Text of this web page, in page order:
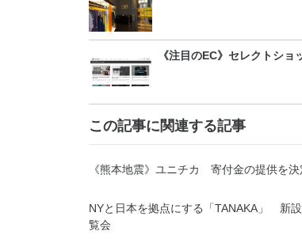
《注目のEC》セレクトシ
この記事に関連する記事
《熊本地震》ユニチカ 寄付金の提供を決
NYと日本を拠点にする「TANAKA」 新
覧会